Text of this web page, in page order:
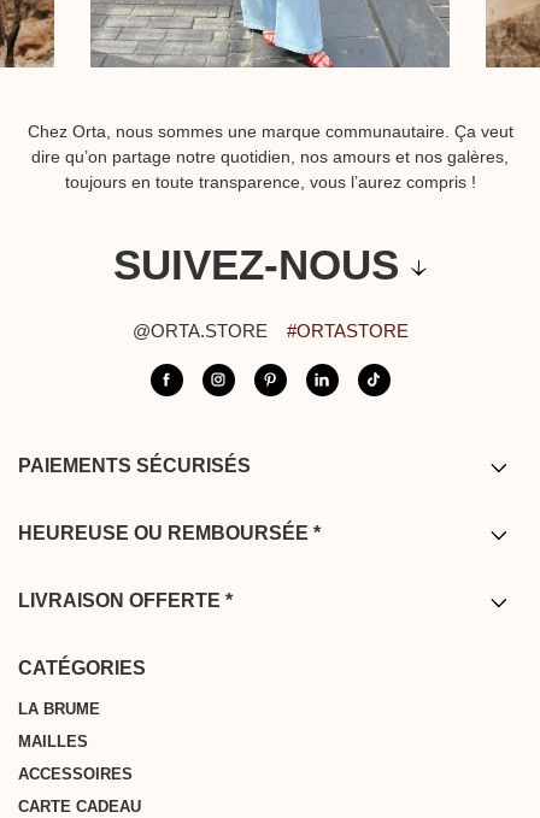
Chez Orta, nous sommes une marque communautaire. Ça veut
dire qu’on partage notre quotidien, nos amours et nos galères,
toujours en toute transparence, vous l’aurez compris !
SUIVEZ-NOUS
@ORTA.STORE #ORTASTORE
PAIEMENTS SÉCURISÉS
HEUREUSE OU REMBOURSÉE *
métropolitaine, la Belgique, l’Allemagne, les Pays Bas et le
LIVRAISON OFFERTE *
CATÉGORIES
LA BRUME
MAILLES
ACCESSOIRES
CARTE CADEAU